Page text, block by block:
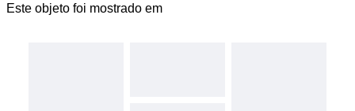
Este objeto foi mostrado em